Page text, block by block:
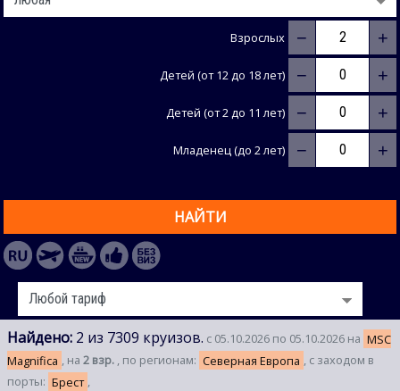
Взрослых − +
Детей (от 12 до 18 лет) − +
Детей (от 2 до 11 лет) − +
Младенец (до 2 лет) − +
НАЙТИ
Найдено: 2 из 7309 круизов. с 05.10.2026 по 05.10.2026 на MSC
Magnifica , на 2 взр. , по регионам: Северная Европа , с заходом в
порты: Брест ,